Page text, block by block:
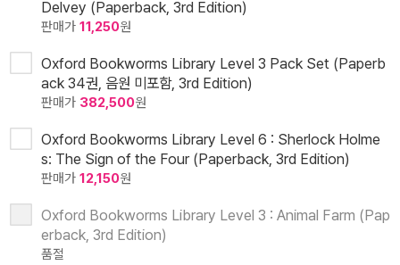
Delvey (Paperback, 3rd Edition)
판매가 11,250원
Oxford Bookworms Library Level 3 Pack Set (Paperb
ack 34권, 음원 미포함, 3rd Edition)
판매가 382,500원
Oxford Bookworms Library Level 6 : Sherlock Holme
s: The Sign of the Four (Paperback, 3rd Edition)
판매가 12,150원
Oxford Bookworms Library Level 3 : Animal Farm (Pap
erback, 3rd Edition)
품절